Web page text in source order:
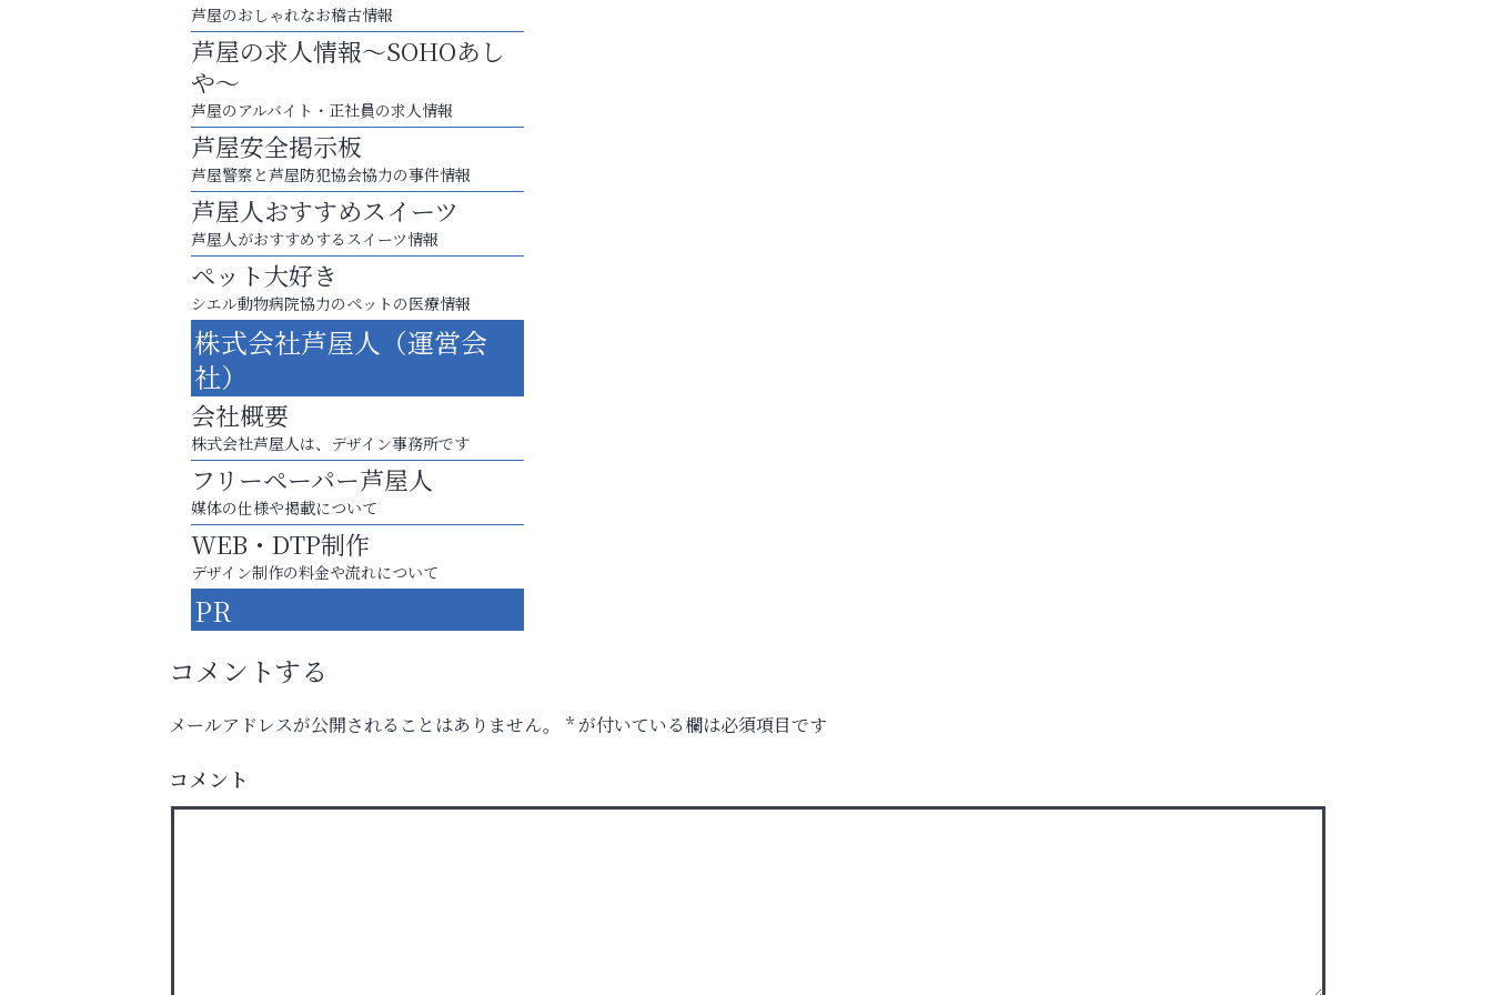
まずは話してみませんか？
「相続」無料相談会カフェ
いわみ眼科
に知っておきたい子どもの近視対策～
アクイール芦屋店
芦屋のおしゃれなお稽古情報
芦屋の求人情報～SOHOあし
や～
芦屋のアルバイト・正社員の求人情報
芦屋安全掲示板
芦屋警察と芦屋防犯協会協力の事件情報
芦屋人おすすめスイーツ
芦屋人がおすすめするスイーツ情報
ペット大好き
シエル動物病院協力のペットの医療情報
株式会社芦屋人（運営会
社）
会社概要
株式会社芦屋人は、デザイン事務所です
フリーペーパー芦屋人
媒体の仕様や掲載について
WEB・DTP制作
デザイン制作の料金や流れについて
PR
コメントする
メールアドレスが公開されることはありません。 *が付いている欄は必須項目です
コメント